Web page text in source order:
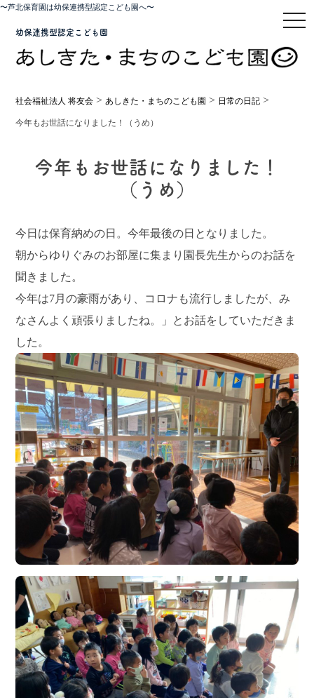
〜芦北保育園は幼保連携型認定こども園へ〜
幼保連携型認定こども園
社会福祉法人 将友会 > あしきた・まちのこども園 > 日常の日記 >
今年もお世話になりました！（うめ）
今年もお世話になりました！
（うめ）
今日は保育納めの日。今年最後の日となりました。
朝からゆりぐみのお部屋に集まり園長先生からのお話を
聞きました。
今年は7月の豪雨があり、コロナも流行しましたが、み
なさんよく頑張りましたね。」とお話をしていただきま
した。